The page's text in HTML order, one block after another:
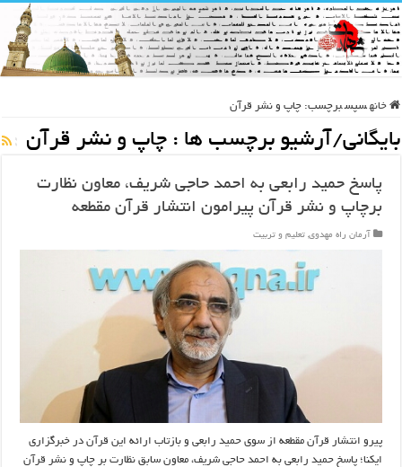
خانه سپس برچسب: چاپ و نشر قرآن
بایگانی/آرشیو برچسب ها : چاپ و نشر قرآن
پاسخ حمید رابعی به احمد حاجی شریف، معاون نظارت
برچاپ و نشر قرآن پیرامون انتشار قرآن مقطعه
آرمان راه مهدوی, تعلیم و تربیت
پیرو انتشار قرآن مقطعه از سوی حمید رابعی و بازتاب ارائه این قرآن در خبرگزاری
ایکنا؛ پاسخ حمید رابعی به احمد حاجی شریف، معاون سابق نظارت بر چاپ و نشر قرآن